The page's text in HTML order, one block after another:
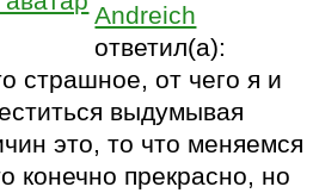
Andreich
ответил(а):
страшное, от чего я и
выдумывая
это, то что меняемся
конечно прекрасно, но